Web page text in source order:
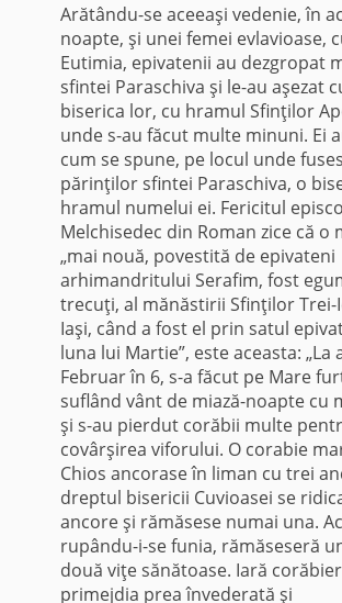
Arătându-se aceeaşi vedenie, în
noapte, şi unei femei evlavioase,
Eutimia, epivatenii au dezgropat
sfintei Paraschiva şi le-au aşezat
biserica lor, cu hramul Sfinţilor
unde s-au făcut multe minuni. Ei
cum se spune, pe locul unde
părinţilor sfintei Paraschiva, o
hramul numelui ei. Fericitul
Melchisedec din Roman zice că o
„mai nouă, povestită de epivateni
arhimandritului Serafim, fost
trecuţi, al mănăstirii Sfinţilor
Iaşi, când a fost el prin satul
luna lui Martie”, este aceasta: „La
Februar în 6, s-a făcut pe Mare
suflând vânt de miază-noapte cu
şi s-au pierdut corăbii multe
covârşirea viforului. O corabie
Chios ancorase în liman cu trei
dreptul bisericii Cuvioasei se
ancore şi rămăsese numai una.
rupându-i-se funia, rămăseseră
două viţe sănătoase. Iară
primejdia prea învederată şi